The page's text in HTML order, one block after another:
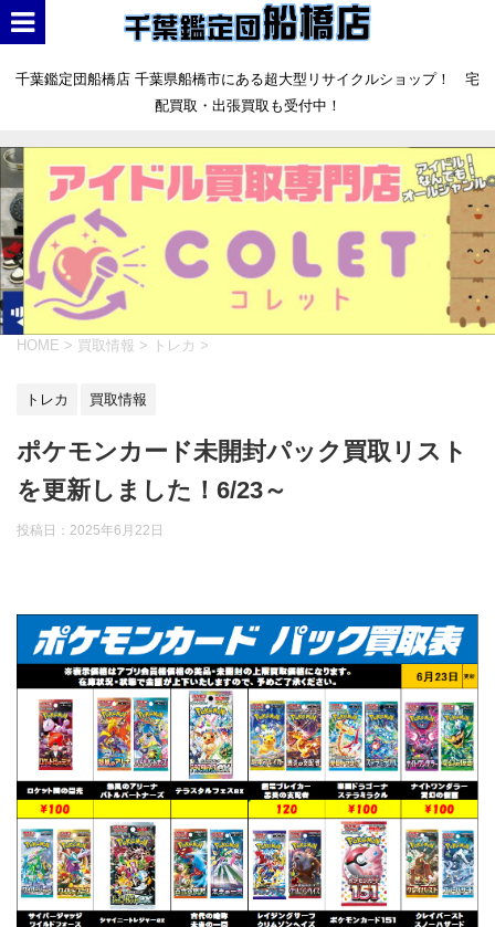
千葉鑑定団船橋店 千葉県船橋市にある超大型リサイクルショップ！ 宅
配買取・出張買取も受付中！
HOME > 買取情報 > トレカ >
トレカ 買取情報
ポケモンカード未開封パック買取リスト
を更新しました！6/23～
投稿日： 2025年6月22日